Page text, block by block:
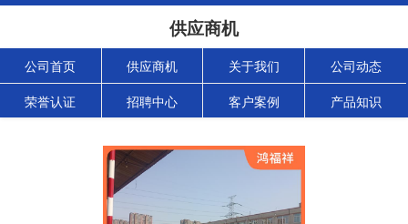
供应商机
公司首页 供应商机 关于我们 公司动态
荣誉认证 招聘中心 客户案例 产品知识